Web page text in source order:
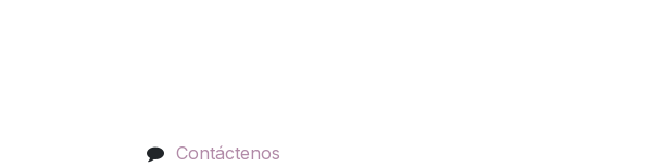
Contáctenos